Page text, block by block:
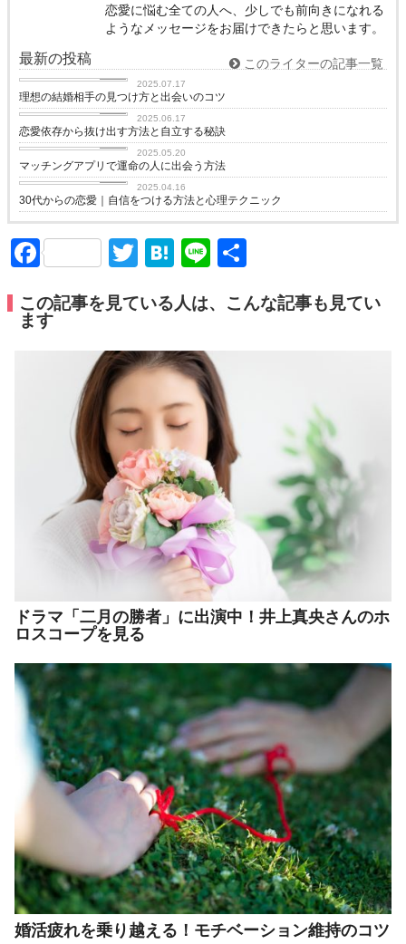
恋愛に悩む全ての人へ、少しでも前向きになれる
ようなメッセージをお届けできたらと思います。
最新の投稿 このライターの記事一覧
2025.07.17
理想の結婚相手の見つけ方と出会いのコツ
love
2025.06.17
恋愛依存から抜け出す方法と自立する秘訣
love
2025.05.20
マッチングアプリで運命の人に出会う方法
love
2025.04.16
30代からの恋愛｜自信をつける方法と心理テクニック
FacebookTwitter
Hatena
Line
この記事を見ている人は、こんな記事も見てい
ます
ドラマ「二月の勝者」に出演中！井上真央さんのホ
ロスコープを見る
婚活疲れを乗り越える！モチベーション維持のコツ